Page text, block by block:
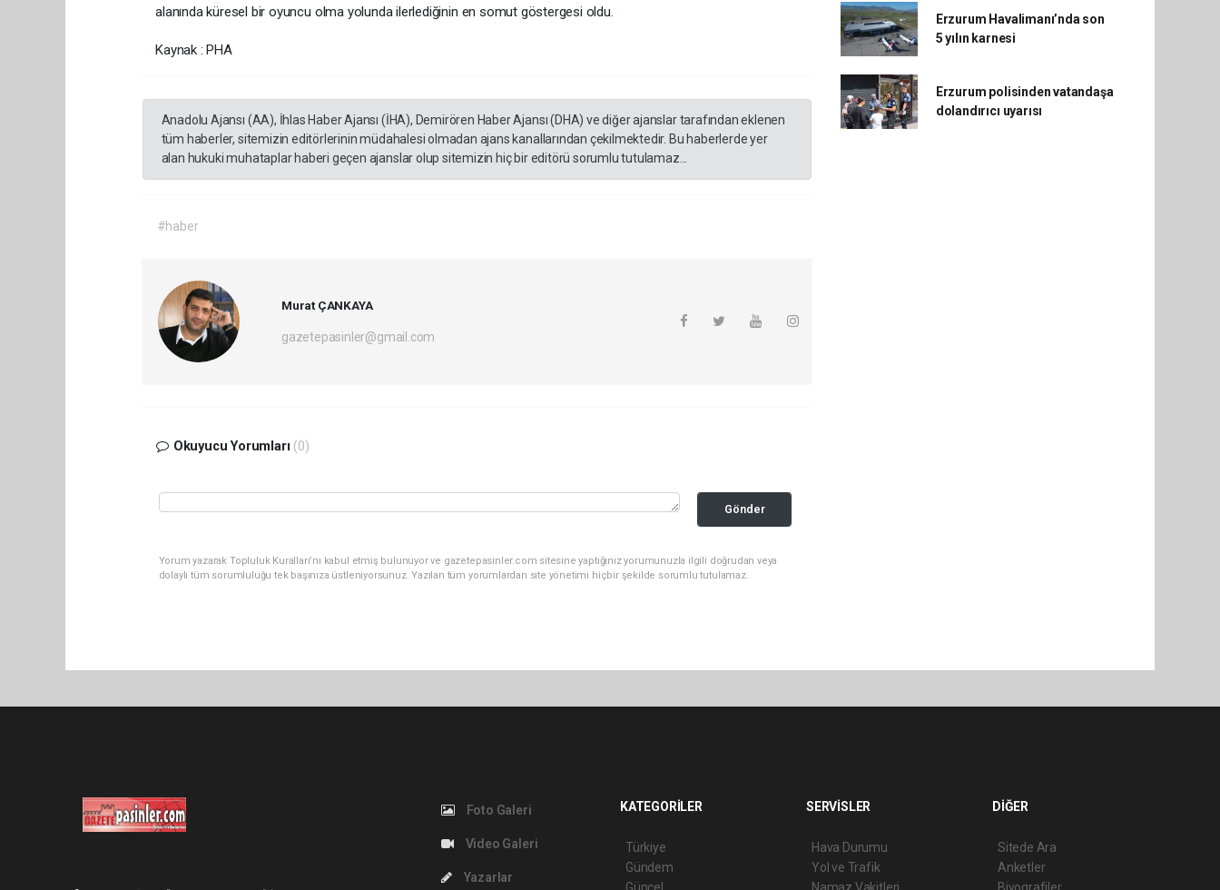
alanında küresel bir oyuncu olma yolunda ilerlediğinin en somut göstergesi oldu.
Kaynak : PHA
Anadolu Ajansı (AA), İhlas Haber Ajansı (İHA), Demirören Haber Ajansı (DHA) ve diğer ajanslar tarafından eklenen
tüm haberler, sitemizin editörlerinin müdahalesi olmadan ajans kanallarından çekilmektedir. Bu haberlerde yer
alan hukuki muhataplar haberi geçen ajanslar olup sitemizin hiç bir editörü sorumlu tutulamaz...
#haber
Murat ÇANKAYA
gazetepasinler@gmail.com
Okuyucu Yorumları (0)
Gönder
Yorum yazarak Topluluk Kuralları’nı kabul etmiş bulunuyor ve gazetepasinler.com sitesine yaptığınız yorumunuzla ilgili doğrudan veya
dolaylı tüm sorumluluğu tek başınıza üstleniyorsunuz. Yazılan tüm yorumlardan site yönetimi hiçbir şekilde sorumlu tutulamaz.
Erzurum Havalimanı’nda son
5 yılın karnesi
Erzurum polisinden vatandaşa
dolandırıcı uyarısı
Foto Galeri
Video Galeri
Yazarlar
KATEGORİLER
Türkiye
Gündem
SERVİSLER
Hava Durumu
Yol ve Trafik
DİĞER
Sitede Ara
Anketler